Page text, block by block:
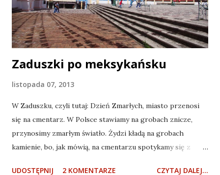
krzyczę, że polaco, a nie gringo, że Europa, a ten że świeta
matko Bolka i Lolka, Europa, tak daleko, muy lejos, muy lej...
Zaduszki po meksykańsku
listopada 07, 2013
W Zaduszku, czyli tutaj: Dzień Zmarłych, miasto przenosi
się na cmentarz. W Polsce stawiamy na grobach znicze,
przynosimy zmarłym światło. Żydzi kładą na grobach
kamienie, bo, jak mówią, na cmentarzu spotykamy się z
UDOSTĘPNIJ 2 KOMENTARZE CZYTAJ DALEJ...